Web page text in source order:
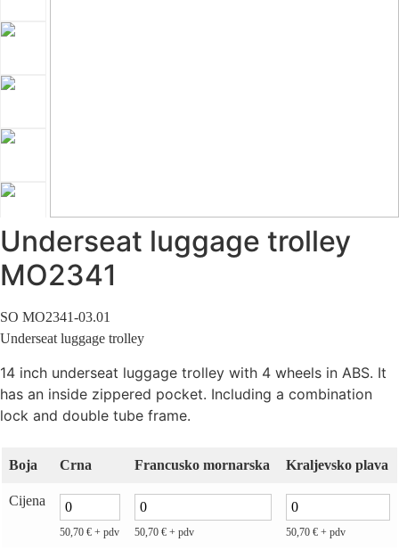
Underseat luggage trolley
MO2341
SO MO2341-03.01
Underseat luggage trolley
14 inch underseat luggage trolley with 4 wheels in ABS. It
has an inside zippered pocket. Including a combination
lock and double tube frame.
Boja Crna Francusko mornarska Kraljevsko plava
Cijena
50,70 € + pdv 50,70 € + pdv 50,70 € + pdv